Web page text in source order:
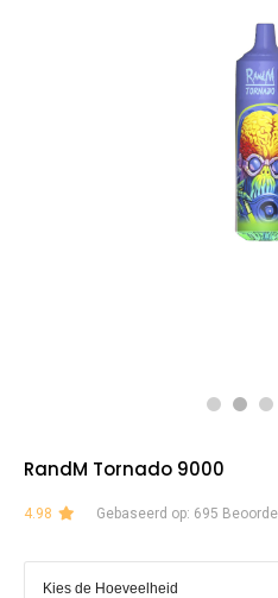
RandM Tornado 9000
4.98 Gebaseerd op: 695